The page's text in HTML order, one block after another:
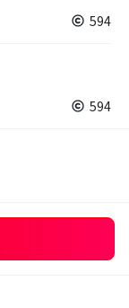
594
594